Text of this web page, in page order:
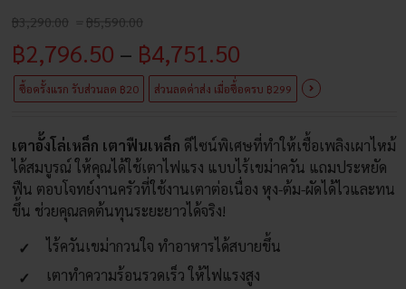
฿3,290.00 – ฿5,590.00
฿3,290.00
through
฿5,590.00
฿2,796.50 – ฿4,751.50
range:
through
฿4,751.50
ซื้อครั้งแรก รับส่วนลด ฿20 ส่วนลดค่าส่ง เมื่อซื้่อครบ ฿299
เตาอั้งโล่เหล็ก เตาฟืนเหล็ก ดีไซน์พิเศษที่ทำให้เชื้อเพลิงเผาไหม้
ได้สมบูรณ์ ให้คุณได้ใช้เตาไฟแรง แบบไร้เขม่าควัน แถมประหยัด
ฟืน ตอบโจทย์งานครัวที่ใช้งานเตาต่อเนื่อง หุง-ต้ม-ผัดได้ไวและทน
ขึ้น ช่วยคุณลดต้นทุนระยะยาวได้จริง!
ไร้ควันเขม่ากวนใจ ทำอาหารได้สบายขึ้น
เตาทำความร้อนรวดเร็ว ให้ไฟแรงสูง